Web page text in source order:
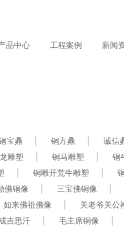
品中心 工程案例 新闻
宝鼎 铜方鼎 诚信
雕塑 铜马雕塑 铜
铜雕开荒牛雕塑
佛铜像 三宝佛铜像
如来佛祖佛像 关老爷关公
吉思汗 毛主席铜像